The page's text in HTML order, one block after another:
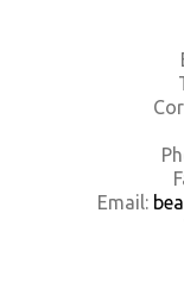
Email: